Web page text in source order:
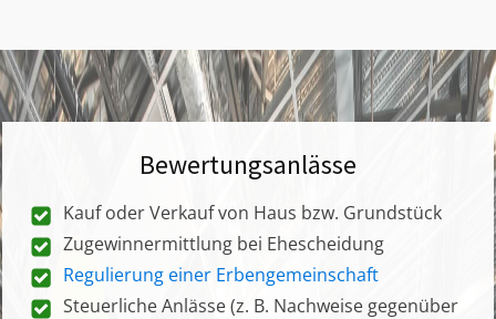
Bewertungsanlässe
Kauf oder Verkauf von Haus bzw. Grundstück
Zugewinnermittlung bei Ehescheidung
Regulierung einer Erbengemeinschaft
Steuerliche Anlässe (z. B. Nachweise gegenüber